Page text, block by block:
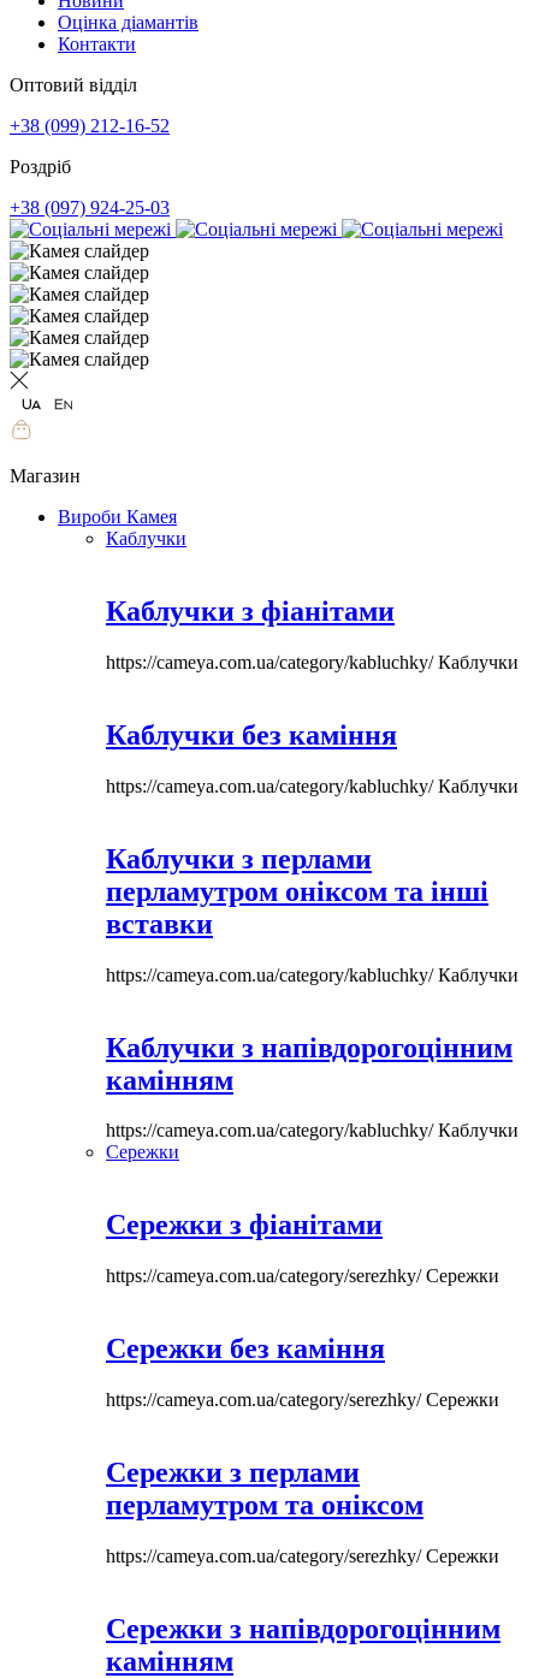
Оцінка діамантів
Контакти
Оптовий відділ
+38 (099) 212-16-52
Роздріб
+38 (097) 924-25-03
Магазин
Вироби Камея
Каблучки
Каблучки з фіанітами
https://cameya.com.ua/category/kabluchky/Каблучки
Каблучки без каміння
https://cameya.com.ua/category/kabluchky/Каблучки
Каблучки з перлами
перламутром оніксом та інші
вставки
https://cameya.com.ua/category/kabluchky/Каблучки
Каблучки з напівдорогоцінним
камінням
https://cameya.com.ua/category/kabluchky/Каблучки
Сережки
Сережки з фіанітами
https://cameya.com.ua/category/serezhky/Сережки
Сережки без каміння
https://cameya.com.ua/category/serezhky/Сережки
Сережки з перлами
перламутром та оніксом
https://cameya.com.ua/category/serezhky/Сережки
Сережки з напівдорогоцінним
камінням